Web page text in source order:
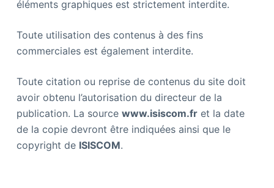
éléments graphiques est strictement interdite.
Toute utilisation des contenus à des fins
commerciales est également interdite.
Toute citation ou reprise de contenus du site doit
avoir obtenu l’autorisation du directeur de la
publication. La source www.isiscom.fret la date
de la copie devront être indiquées ainsi que le
copyright de ISISCOM.